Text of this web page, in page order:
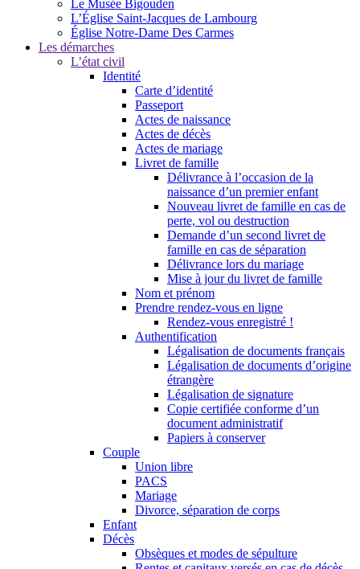
Le Musée Bigouden
L’Église Saint-Jacques de Lambourg
Église Notre-Dame Des Carmes
Les démarches
L’état civil
Identité
Carte d’identité
Passeport
Actes de naissance
Actes de décès
Actes de mariage
Livret de famille
Délivrance à l’occasion de la
naissance d’un premier enfant
Nouveau livret de famille en cas de
perte, vol ou destruction
Demande d’un second livret de
famille en cas de séparation
Délivrance lors du mariage
Mise à jour du livret de famille
Nom et prénom
Prendre rendez-vous en ligne
Rendez-vous enregistré !
Authentification
Légalisation de documents français
Légalisation de documents d’origine
étrangère
Légalisation de signature
Copie certifiée conforme d’un
document administratif
Papiers à conserver
Couple
Union libre
PACS
Mariage
Divorce, séparation de corps
Enfant
Décès
Obsèques et modes de sépulture